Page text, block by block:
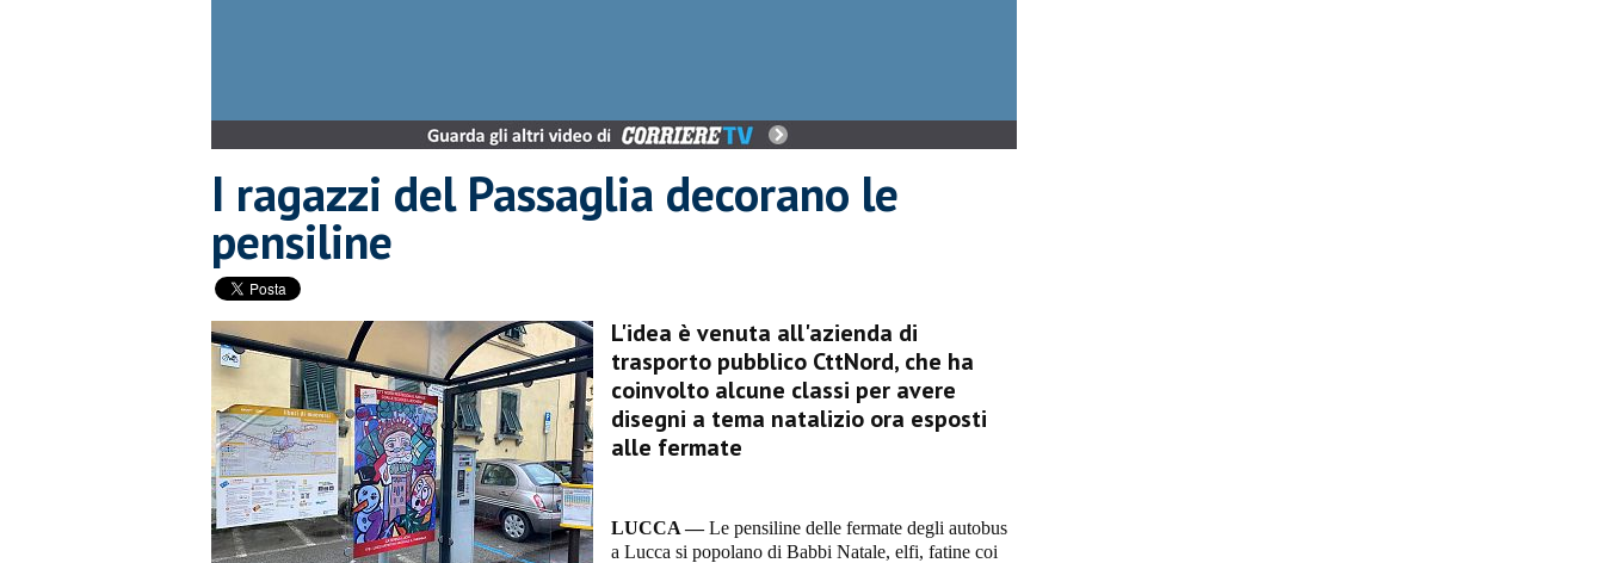
I ragazzi del Passaglia decorano le
pensiline
L'idea è venuta all'azienda di
trasporto pubblico CttNord, che ha
coinvolto alcune classi per avere
disegni a tema natalizio ora esposti
alle fermate
LUCCA —Le pensiline delle fermate degli autobus
a Lucca si popolano di Babbi Natale, elfi, fatine coi